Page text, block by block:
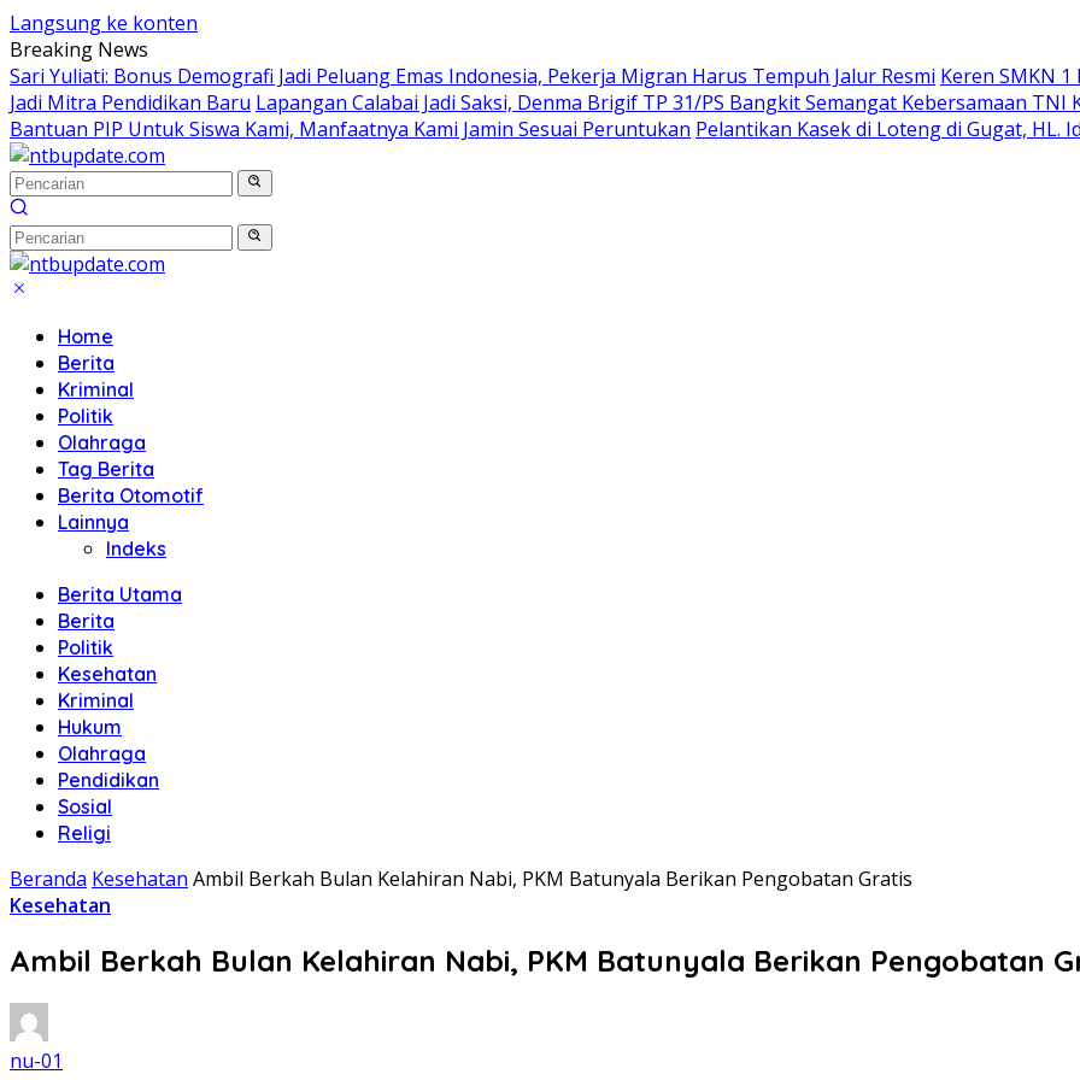
Langsung ke konten
Breaking News
Sari Yuliati: Bonus Demografi Jadi Peluang Emas Indonesia, Pekerja Migran Harus Tempuh Jalur Resmi Keren SMKN
Jadi Mitra Pendidikan Baru Lapangan Calabai Jadi Saksi, Denma Brigif TP 31/PS Bangkit Semangat Kebersamaan TNI
Bantuan PIP Untuk Siswa Kami, Manfaatnya Kami Jamin Sesuai Peruntukan Pelantikan Kasek di Loteng di Gugat, HL.
Home
Berita
Kriminal
Politik
Olahraga
Tag Berita
Berita Otomotif
Lainnya
Indeks
Berita Utama
Berita
Politik
Kesehatan
Kriminal
Hukum
Olahraga
Pendidikan
Sosial
Religi
Beranda Kesehatan Ambil Berkah Bulan Kelahiran Nabi, PKM Batunyala Berikan Pengobatan Gratis
Kesehatan
Ambil Berkah Bulan Kelahiran Nabi, PKM Batunyala Berikan Pengobatan
nu-01